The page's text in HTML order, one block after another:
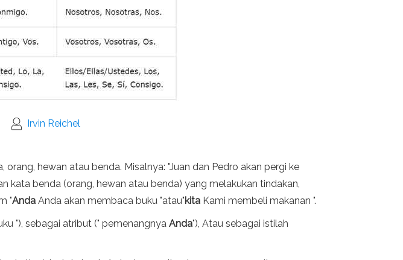
Irvin Reichel
hewan atau benda. Misalnya: "Juan dan Pedro akan pergi ke
kata benda (orang, hewan atau benda) yang melakukan tindakan,
"Anda Anda akan membaca buku "atau"kita Kami membeli makanan ".
"), sebagai atribut (" pemenangnya Anda"), Atau sebagai istilah